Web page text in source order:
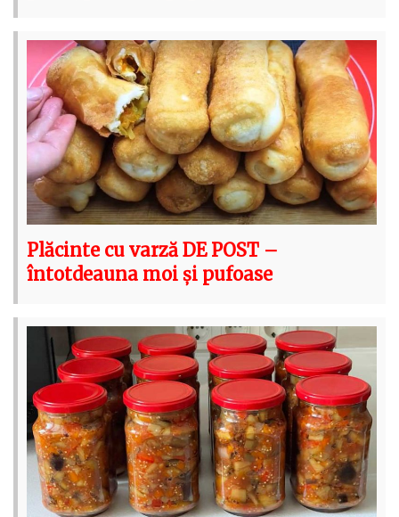
Plăcinte cu varză DE POST –
întotdeauna moi și pufoase